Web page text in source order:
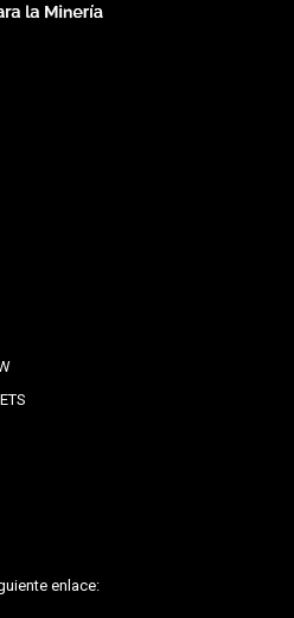
enlace: